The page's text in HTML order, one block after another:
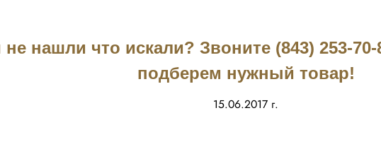
нашли что искали? Звоните (843) 253-
подберем нужный товар!
15.06.2017 г.